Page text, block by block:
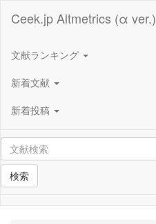
Ceek.jp Altmetrics (α ver.)
文献ランキング
新着文献
新着投稿
検索